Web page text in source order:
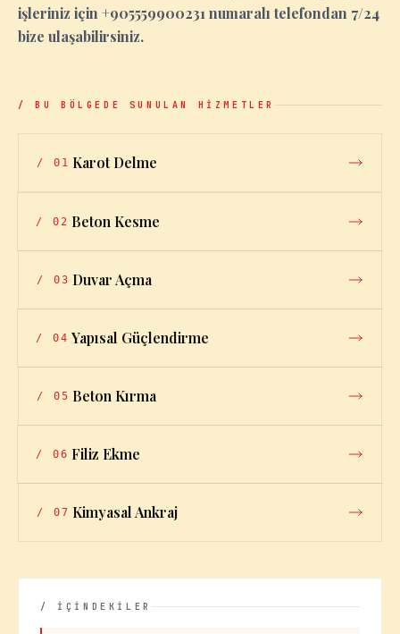
işleriniz için +905559900231 numaralı telefondan 7/24
bize ulaşabilirsiniz.
/ BU BÖLGEDE SUNULAN HİZMETLER
/ 01 Karot Delme
/ 02 Beton Kesme
/ 03 Duvar Açma
/ 04 Yapısal Güçlendirme
/ 05 Beton Kırma
/ 06 Filiz Ekme
/ 07 Kimyasal Ankraj
/ İÇİNDEKİLER